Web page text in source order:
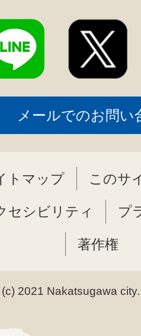
メールでのお問い
トマップ このサ
セシビリティ プ
著作権
2021 Nakatsugawa